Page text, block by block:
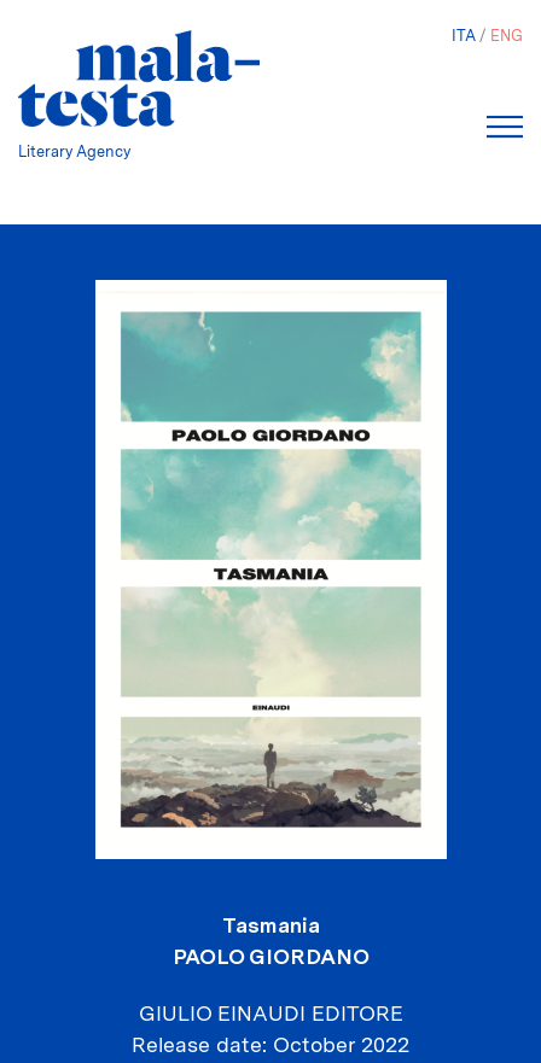
Literary Agency
ITA ENG
Tasmania
PAOLO GIORDANO
GIULIO EINAUDI EDITORE
Release date October 2022